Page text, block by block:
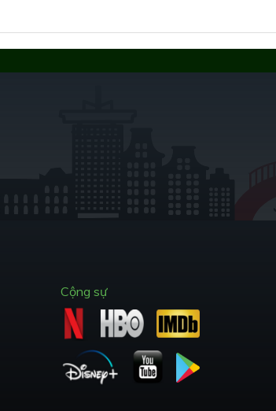
Cộng sự